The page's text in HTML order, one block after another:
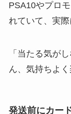
PSA10やプロ
れていて、実際
「当たる気が
ん、気持ちよ
発送前にカー